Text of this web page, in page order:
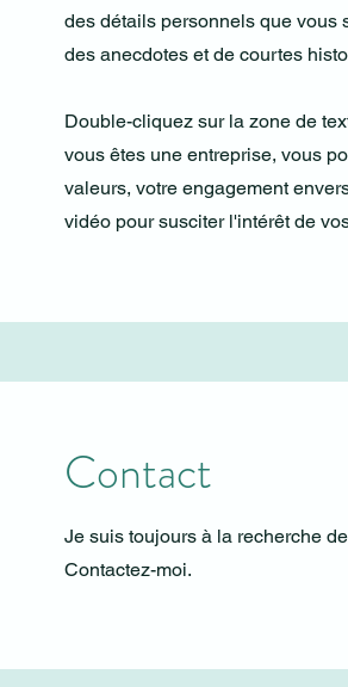
des détails personnels que vous
des anecdotes et de courtes
Double-cliquez sur la zone de
vous êtes une entreprise, vous
valeurs, votre engagement
vidéo pour susciter l'intérêt de
Contact
Je suis toujours à la recherche
Contactez-moi.